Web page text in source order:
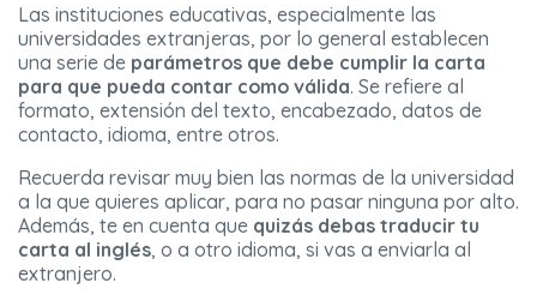
Las instituciones educativas, especialmente las
universidades extranjeras, por lo general establecen
una serie de parámetros que debe cumplir la carta
para que pueda contar como válida. Se refiere al
formato, extensión del texto, encabezado, datos de
contacto, idioma, entre otros.
Recuerda revisar muy bien las normas de la universidad
a la que quieres aplicar, para no pasar ninguna por alto.
Además, te en cuenta que quizás debas traducir tu
carta al inglés, o a otro idioma, si vas a enviarla al
extranjero.